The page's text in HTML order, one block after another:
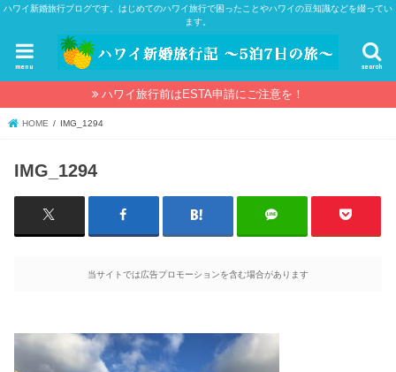
ハワイ新婚旅行ブログです。はじめてのハワイ旅行で困ったことやハワイの豆知識などを綴ってい
ます。
search
menu
ハワイ旅行前はESTA申請にご注意を！
HOME IMG_1294
IMG_1294
当サイトでは広告プロモーションを含む場合があります